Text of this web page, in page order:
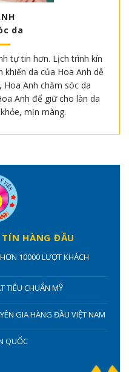
da
tự tin hơn. Lịch trình kín
khiến da của Hoa Anh dễ
Anh chăm sóc da
Anh để giữ cho làn da
mịn màng.
HÀNG ĐẦU
10000 LƯỢT KHÁCH
TIÊU CHUẨN MỸ
GIA HÀNG ĐẦU VIỆT NAM
QUỐC